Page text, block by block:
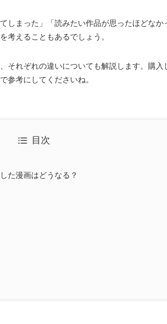
しまった」「読みたい作品が思ったほどなか
考えることもあるでしょう。
それぞれの違いについても解説します。購入
参考にしてくださいね。
目次
た漫画はどうなる？